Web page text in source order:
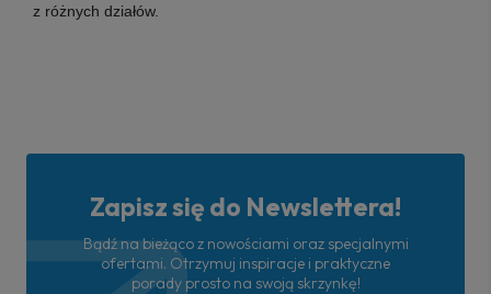
z różnych działów.
Zapisz się do Newslettera!
Bądź na bieżąco z nowościami oraz specjalnymi
ofertami. Otrzymuj inspiracje i praktyczne
porady prosto na swoją skrzynkę!